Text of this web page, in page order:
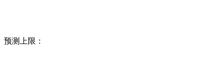
预测上限：